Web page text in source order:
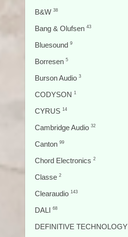
B&W 38
Bang & Olufsen 43
Bluesound 9
Borresen 5
Burson Audio 3
CODYSON 1
CYRUS 14
Cambridge Audio 32
Canton 99
Chord Electronics 2
Classe 2
Clearaudio 143
DALI 68
DEFINITIVE TECHNOLOGY